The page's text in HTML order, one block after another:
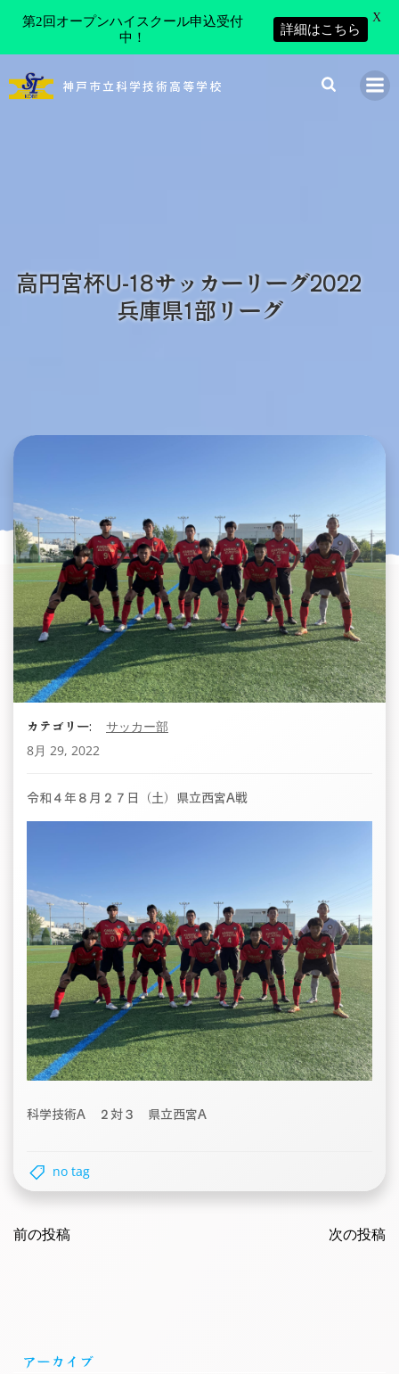
ン
神戸市立科学技術高等学校
高円宮杯U-18サッカーリーグ2022
兵庫県1部リーグ
カテゴリー:
サッカー部
8月 29, 2022
令和４年８月２７日（土）県立西宮A戦
科学技術A ２対３ 県立西宮A
no tag
navigation
前の投稿 次の投稿
アーカイブ
第2回オープンハイスクール申込受付
中！
詳細はこちら
X